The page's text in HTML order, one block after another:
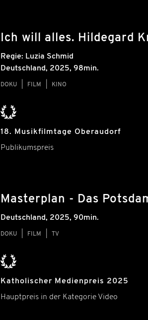
Ich will alles. Hildegard
Regie: Luzia Schmid
Deutschland, 2025, 98min.
DOKU FILM KINO
18. Musikfilmtage Oberaudorf
Publikumspreis
Masterplan - Das
Deutschland, 2025, 90min.
DOKU FILM TV
Katholischer Medienpreis 2025
Hauptpreis in der Kategorie Video